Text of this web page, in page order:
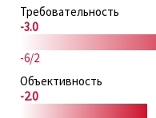
Требовательность
-3.0
-6/2
Объективность
-2.0